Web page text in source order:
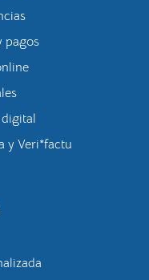
pagos
y Veri*factu